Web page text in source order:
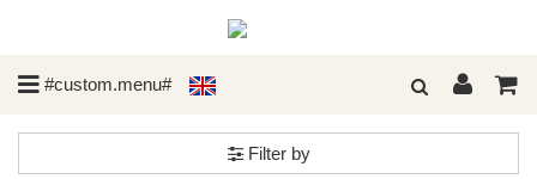
#custom.menu#
Filter by